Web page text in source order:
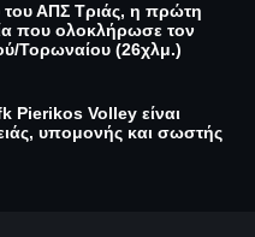
του ΑΠΣ Τριάς, η πρώτη
που ολοκλήρωσε τον
Τορωναίου (26χλμ.)
Pierikos Volley είναι
υπομονής και σωστής